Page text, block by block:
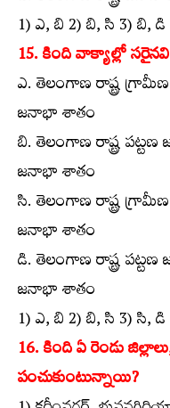
1) ఎ, బి 2) బి, సి 3) బి,
15. కింది వాక్యాల్లో సరైనవి
ఎ. తెలంగాణ రాష్ట్ర
జనాభా శాతం
బి. తెలంగాణ రాష్ట్ర
జనాభా శాతం
సి. తెలంగాణ రాష్ట్ర
జనాభా శాతం
డి. తెలంగాణ రాష్ట్ర
జనాభా శాతం
1) ఎ, బి 2) బి, సి 3) సి,
16. కింది ఏ రెండు
పంచుకుంటున్నాయి?